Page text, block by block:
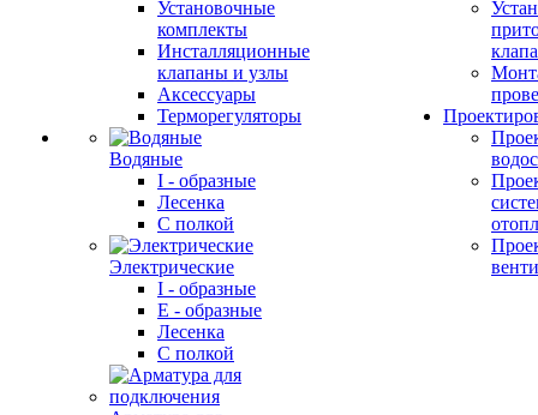
Установочные
комплекты
Инсталляционные
клапаны и узлы
Аксессуары
Терморегуляторы
Водяные
I - образные
Лесенка
С полкой
Электрические
I - образные
E - образные
Лесенка
С полкой